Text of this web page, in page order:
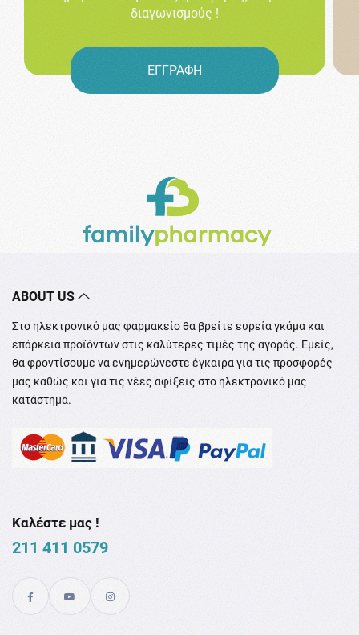
διαγωνισμούς !
ΕΓΓΡΑΦΗ
ABOUT US
Στο ηλεκτρονικό μας φαρμακείο θα βρείτε ευρεία γκάμα και
επάρκεια προϊόντων στις καλύτερες τιμές της αγοράς. Εμείς,
θα φροντίσουμε να ενημερώνεστε έγκαιρα για τις προσφορές
μας καθώς και για τις νέες αφίξεις στο ηλεκτρονικό μας
κατάστημα.
Καλέστε μας !
211 411 0579